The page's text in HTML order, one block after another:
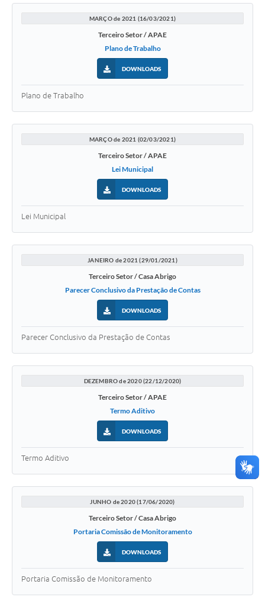
MARÇO de 2021 (16/03/2021)
Terceiro Setor / APAE
Plano de Trabalho
DOWNLOADS
Plano de Trabalho
MARÇO de 2021 (02/03/2021)
Terceiro Setor / APAE
Lei Municipal
DOWNLOADS
Lei Municipal
JANEIRO de 2021 (29/01/2021)
Terceiro Setor / Casa Abrigo
Parecer Conclusivo da Prestação de Contas
DOWNLOADS
Parecer Conclusivo da Prestação de Contas
DEZEMBRO de 2020 (22/12/2020)
Terceiro Setor / APAE
Termo Aditivo
DOWNLOADS
Termo Aditivo
JUNHO de 2020 (17/06/2020)
Terceiro Setor / Casa Abrigo
Portaria Comissão de Monitoramento
DOWNLOADS
Portaria Comissão de Monitoramento